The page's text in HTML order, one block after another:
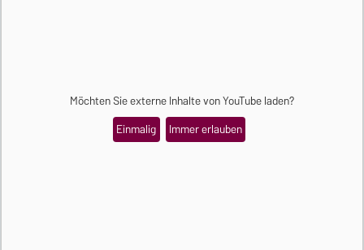
Möchten Sie externe Inhalte vonYouTubeladen?
Einmalig
Immer erlauben